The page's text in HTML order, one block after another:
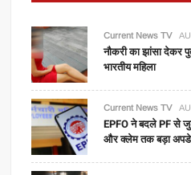
Current News TV
नौकरी का झांसा देकर
भारतीय महिला
Current News TV
EPFO ने बदले PF से
और क्लेम तक बड़ा